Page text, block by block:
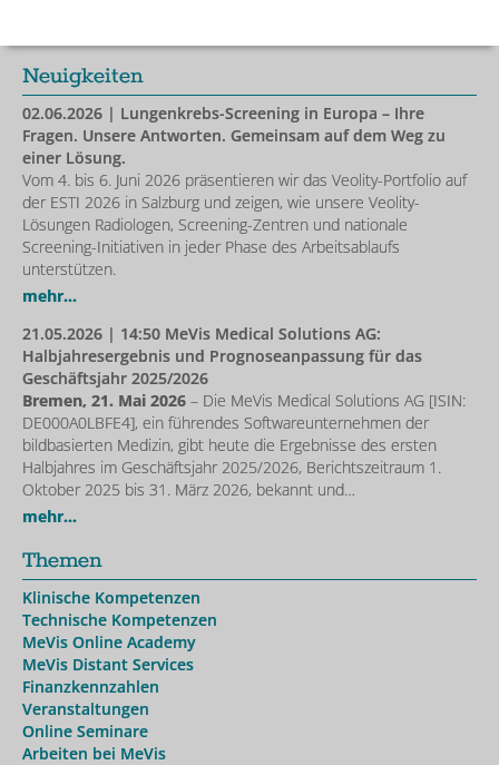
Neuigkeiten
02.06.2026 | Lungenkrebs-Screening in Europa – Ihre
Fragen. Unsere Antworten. Gemeinsam auf dem Weg zu
einer Lösung.
Vom 4. bis 6. Juni 2026 präsentieren wir das Veolity-Portfolio auf
der ESTI 2026 in Salzburg und zeigen, wie unsere Veolity-
Lösungen Radiologen, Screening-Zentren und nationale
Screening-Initiativen in jeder Phase des Arbeitsablaufs
unterstützen.
mehr...
21.05.2026 | 14:50 MeVis Medical Solutions AG:
Halbjahresergebnis und Prognoseanpassung für das
Geschäftsjahr 2025/2026
Bremen, 21. Mai 2026 – Die MeVis Medical Solutions AG [ISIN:
DE000A0LBFE4], ein führendes Softwareunternehmen der
bildbasierten Medizin, gibt heute die Ergebnisse des ersten
Halbjahres im Geschäftsjahr 2025/2026, Berichtszeitraum 1.
Oktober 2025 bis 31. März 2026, bekannt und…
mehr...
Themen
Klinische Kompetenzen
Technische Kompetenzen
MeVis Online Academy
MeVis Distant Services
Finanzkennzahlen
Veranstaltungen
Online Seminare
Arbeiten bei MeVis